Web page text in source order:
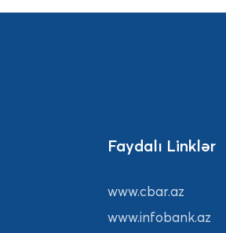
Faydalı Linklər
www.cbar.az
www.infobank.az